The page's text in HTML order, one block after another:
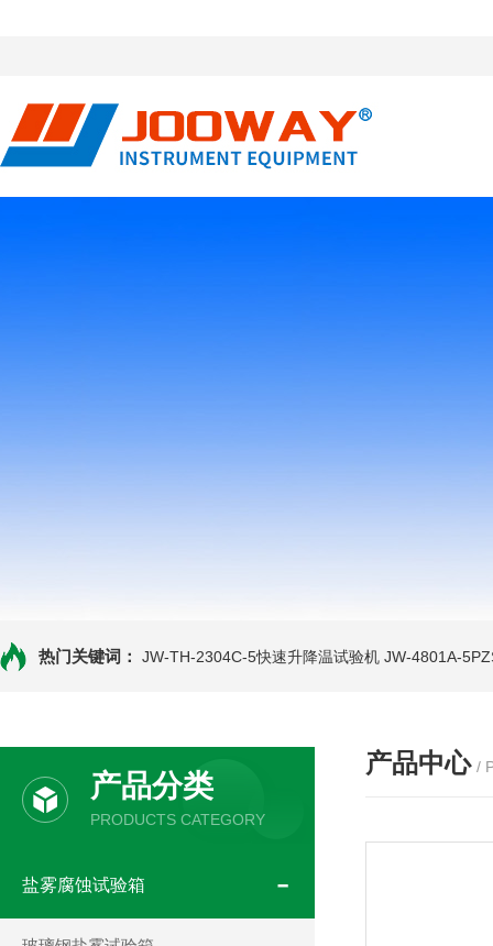
热门关键词： JW-TH-2304C-5快速升降温试验机 JW-4801A-
产品分类
PRODUCTS CATEGORY
盐雾腐蚀试验箱
产品中心 /